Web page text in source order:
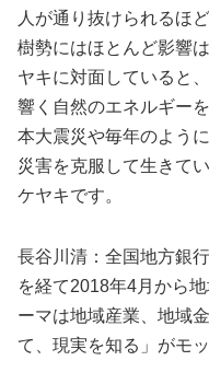
人が通り抜けられるほ
樹勢にはほとんど影響
ヤキに対面していると
響く自然のエネルギー
本大震災や毎年のよう
災害を克服して生きて
ケヤキです。
長谷川清：全国地方銀
を経て2018年4月から
ーマは地域産業、地域
て、現実を知る」がモ